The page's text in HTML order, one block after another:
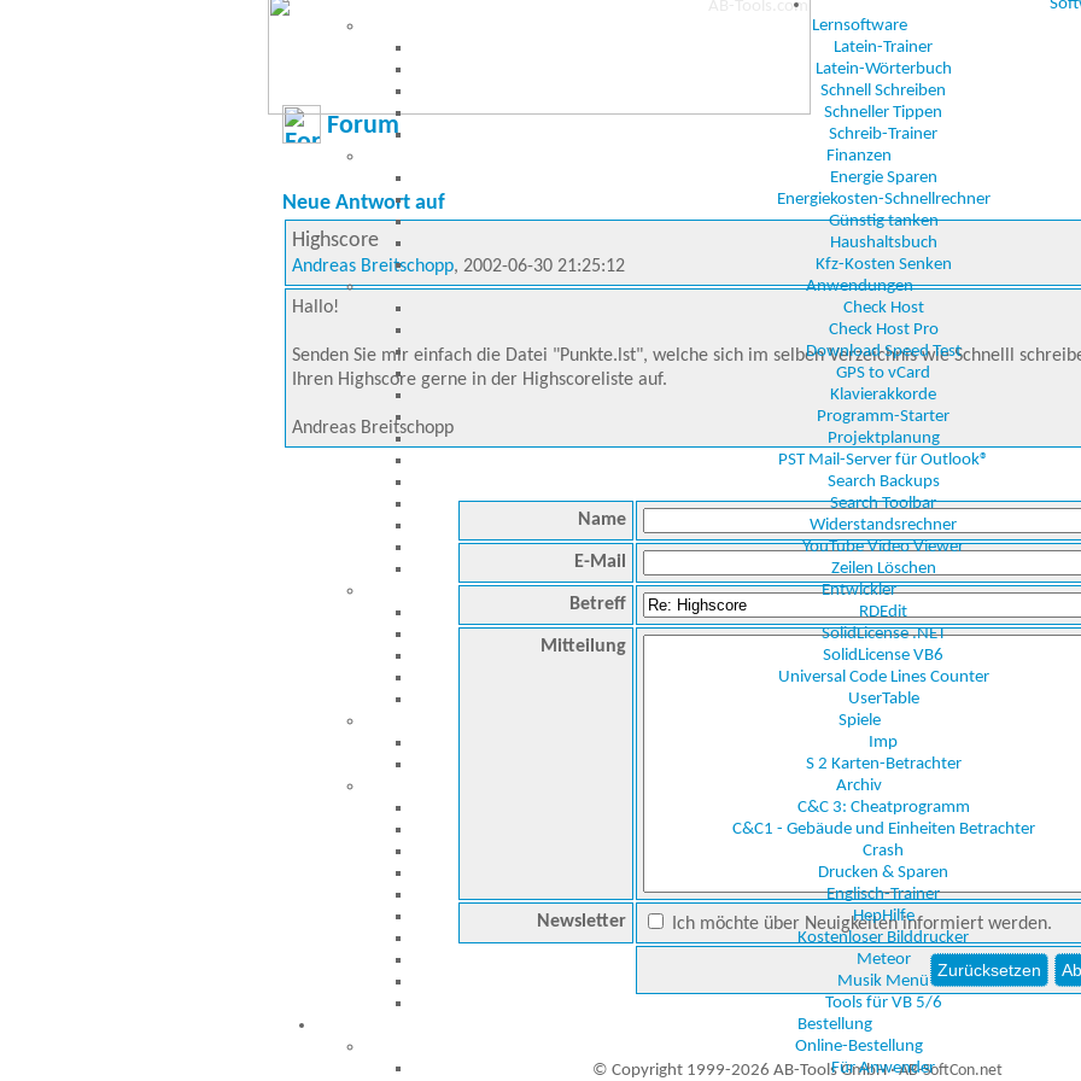
Lernsoftware
Latein-Trainer
Latein-Wörterbuch
Schnell Schreiben
Schneller Tippen
Schreib-Trainer
Finanzen
Energie Sparen
Energiekosten-Schnellrechner
Günstig tanken
Haushaltsbuch
Kfz-Kosten Senken
Anwendungen
Check Host
Check Host Pro
Download Speed Test
GPS to vCard
Klavierakkorde
Programm-Starter
Projektplanung
PST Mail-Server für Outlook®
Search Backups
Search Toolbar
Widerstandsrechner
YouTube Video Viewer
Zeilen Löschen
Entwickler
RDEdit
SolidLicense .NET
SolidLicense VB6
Universal Code Lines Counter
UserTable
Spiele
Imp
S 2 Karten-Betrachter
Archiv
C&C 3: Cheatprogramm
C&C1 - Gebäude und Einheiten Betrachter
Crash
Drucken & Sparen
Englisch-Trainer
HepHilfe
Kostenloser Bilddrucker
Meteor
Musik Menü
Tools für VB 5/6
Bestellung
Online-Bestellung
Für Anwender
Forum
Neue Antwort auf
Highscore
Andreas Breitschopp, 2002-06-30 21:25:12
Hallo!
Senden Sie mir einfach die Datei "Punkte.lst", welche sich im selben Verzeichnis wie Schnelll
Ihren Highscore gerne in der Highscoreliste auf.
Andreas Breitschopp
Name
E-Mail
Betreff
Mitteilung
Newsletter Ich möchte über Neuigkeiten informiert werden.
© Copyright 1999-2026 AB-Tools GmbH ·AB-SoftCon.net